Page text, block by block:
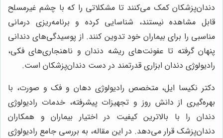
دندان‌پزشکان کمک می‌کنند تا مشکلاتی را که با چشم غیرمسلح
قابل مشاهده نیستند، شناسایی کرده و برنامه‌ریزی درمانی
مناسبی را برای بیماران خود تدوین کنند. از پوسیدگی‌های دندانی
پنهان گرفته تا عفونت‌های ریشه دندان و ناهنجاری‌های فکی،
رادیولوژی دندان ابزاری قدرتمند در دست دندان‌پزشکان است.
دکتر نکیسا ایل، متخصص رادیولوژی دهان و فک و صورت، با
بهره‌گیری از دانش روز و تجهیزات پیشرفته، خدمات رادیولوژی
دندان را با بالاترین کیفیت در اختیار بیماران و همکاران
دندان‌پزشک قرار می‌دهد. در این مقاله، به بررسی جامع رادیولوژی